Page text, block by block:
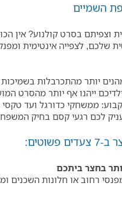
השמיים
בסרט קולנוע? אין
שלכם, לצפייה אינטימית
יותר מהתכרבלות
ייהנו אף יותר מהסרט
ממשחקי כדורגל ועד
לכם רגעי קסם בחיק
בחצר ביתכם
רחוב או חלונות השכנים